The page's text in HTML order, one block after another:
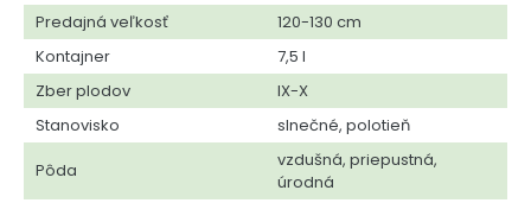
Predajná veľkosť
120-130 cm
Kontajner
7,5 l
Zber plodov
IX-X
Stanovisko
slnečné, polotieň
Pôda
vzdušná, priepustná,
úrodná